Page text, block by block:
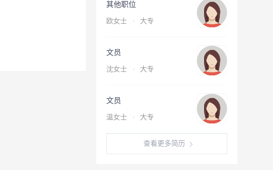
其他职位
欧女士 · 大专
文员
沈女士 · 大专
文员
温女士 · 大专
查看更多简历